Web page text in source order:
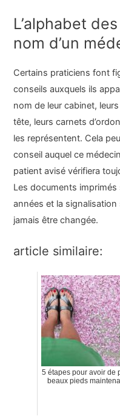
L’alphabet
nom d’un
Certains praticiens font
conseils auxquels ils
nom de leur cabinet,
tête, leurs carnets
les représentent. Cela
conseil auquel ce
patient avisé vérifiera
Les documents
années et la signalisation
jamais être changée.
article similaire:
5 étapes pour avoir de
beaux pieds